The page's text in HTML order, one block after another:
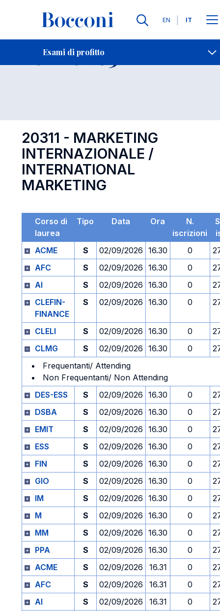
Lingue
EN IT
Esami di profitto
Contatti
Esame 20311 Open
20311 - MARKETING
INTERNAZIONALE /
INTERNATIONAL
MARKETING
Corso di
laurea
Tipo Data Ora
N.
iscrizioni
ACME
S 02/09/2026 16.30 0
AFC
S 02/09/2026 16.30 0
AI
S 02/09/2026 16.30 0
CLEFIN-
FINANCE
S 02/09/2026 16.30 0
CLELI S 02/09/2026 16.30 0
CLMG
S 02/09/2026 16.30 0
Frequentanti/ Attending
Non Frequentanti/ Non Attending
DES-ESS
S 02/09/2026 16.30 0
DSBA
S 02/09/2026 16.30 0
EMIT
S 02/09/2026 16.30 0
ESS
S 02/09/2026 16.30 0
FIN
S 02/09/2026 16.30 0
GIO
S 02/09/2026 16.30 0
IM
S 02/09/2026 16.30 0
M
S 02/09/2026 16.30 0
MM
S 02/09/2026 16.30 0
PPA
S 02/09/2026 16.30 0
ACME
S 02/09/2026 16.31 0
AFC
S 02/09/2026 16.31 0
AI
S 02/09/2026 16.31 0